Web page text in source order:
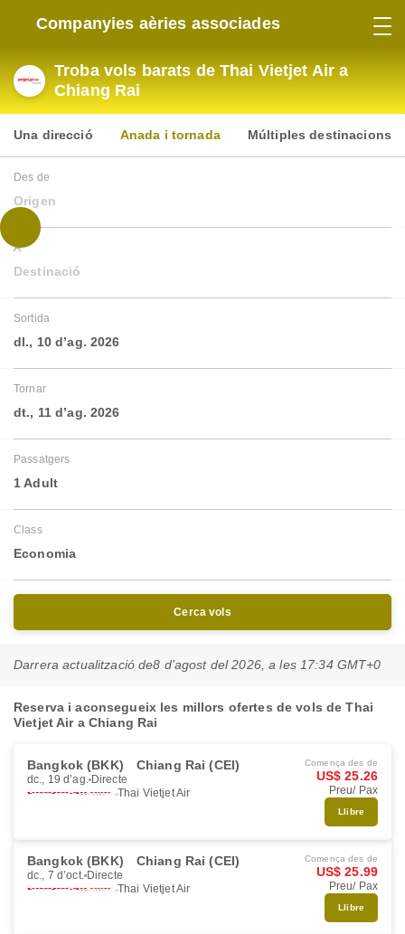
Companyies aèries associades
Troba vols barats de Thai Vietjet Air a
Chiang Rai
Una direcció Anada i tornada Múltiples destinacions
Des de
Origen
A
Destinació
Sortida
dl., 10 d’ag. 2026
Tornar
dt., 11 d’ag. 2026
Passatgers
1 Adult
Class
Economia
Cerca vols
Darrera actualització de8 d’agost del 2026, a les 17:34 GMT+0
Reserva i aconsegueix les millors ofertes de vols de Thai
Vietjet Air a Chiang Rai
Bangkok (BKK) Chiang Rai (CEI)
dc., 19 d’ag. Directe
Thai Vietjet Air
Comença des de
US$ 25.26
Preu/ Pax
Llibre
Bangkok (BKK) Chiang Rai (CEI)
dc., 7 d’oct. Directe
Thai Vietjet Air
Comença des de
US$ 25.99
Preu/ Pax
Llibre